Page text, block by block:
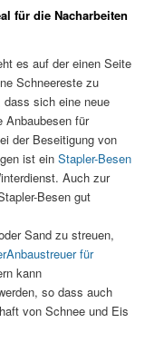
für die Nacharbeiten
es auf der einen Seite
Schneereste zu
sich eine neue
Anbaubesen für
der Beseitigung von
ist einStapler-Besen
Auch zur
Besen gut
Sand zu streuen,
Anbaustreuer für
kann
so dass auch
von Schnee und Eis